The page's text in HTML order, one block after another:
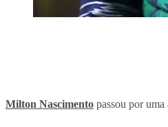
Milton Nascimento passou por